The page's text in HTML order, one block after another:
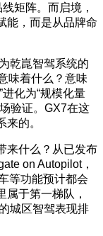
矩阵。而启境，
，而是从品牌命
乾崑智驾系统的
味着什么？意味
化为“规模化量
验证。GX7在这
的。
来什么？从已发布
on Autopilot，
等功能预计都会
属于第一梯队，
城区智驾表现排